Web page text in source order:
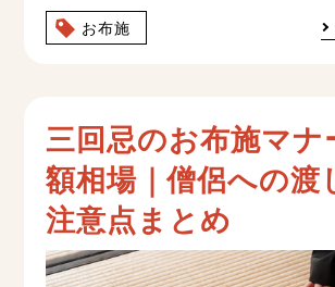
のマナーに悩む方は少なくあ
葬式のお布施相場は読経のみ
お布施
三回忌のお布施マナ
額相場｜僧侶への渡
注意点まとめ